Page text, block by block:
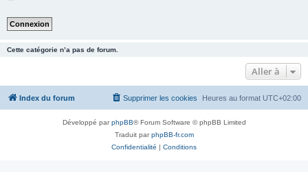
Cette catégorie n’a pas de forum.
Aller à
Index du forum Heures au format UTC+02:00
Supprimer les cookies
Développé parphpBB® Forum Software © phpBB Limited
Traduit parphpBB-fr.com
Confidentialité | Conditions